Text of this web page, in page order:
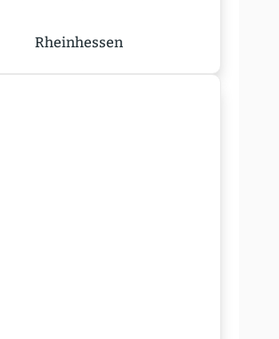
Rhein­hessen